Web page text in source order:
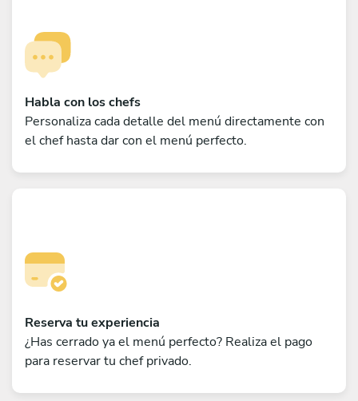
Habla con los chefs
Personaliza cada detalle del menú directamente con
el chef hasta dar con el menú perfecto.
Reserva tu experiencia
¿Has cerrado ya el menú perfecto? Realiza el pago
para reservar tu chef privado.